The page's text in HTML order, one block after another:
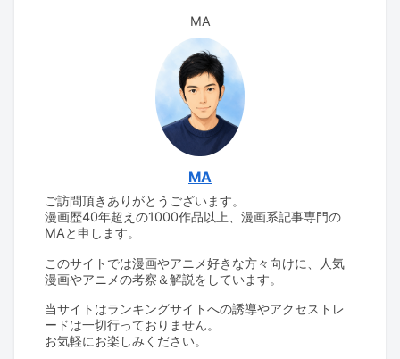
MA
MA
ご訪問頂きありがとうございます。
漫画歴40年超えの1000作品以上、漫画系記事専門の
MAと申します。
このサイトでは漫画やアニメ好きな方々向けに、人気
漫画やアニメの考察＆解説をしています。
当サイトはランキングサイトへの誘導やアクセストレ
ードは一切行っておりません。
お気軽にお楽しみください。